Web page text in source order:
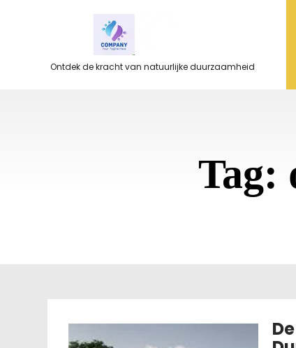
Ontdek de kracht van natuurlijke duurzaamheid
Tag: